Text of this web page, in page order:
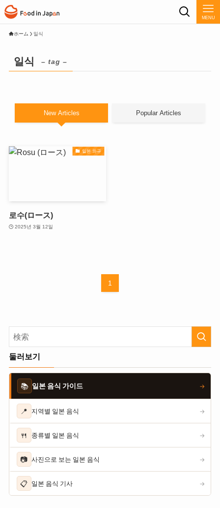
MENU
ホーム 일식
일식 – tag –
New Articles Popular Articles
일본 와규
로수(ロース)
2025년 3월 12일
1
둘러보기
📚 일본 음식 가이드 →
📍 지역별 일본 음식 →
🍴 종류별 일본 음식 →
📷 사진으로 보는 일본 음식 →
📋 일본 음식 기사 →